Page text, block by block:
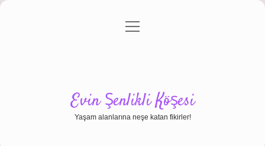
Gizlilik Politikası
menüyü
Evin Şenlikli Köşesi
Yaşam alanlarına neşe katan fikirler!